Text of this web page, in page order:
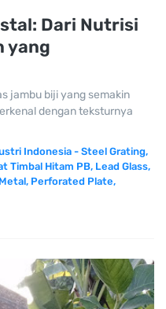
Dari Nutrisi
yang
jambu biji yang semakin
dengan teksturnya
Indonesia - Steel Grating,
Timbal Hitam PB, Lead Glass,
Perforated Plate,